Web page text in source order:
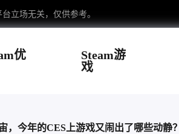
立场无关，仅供参考。
优
Steam游
戏
，今年的CES上游戏又闹出了哪些动静？